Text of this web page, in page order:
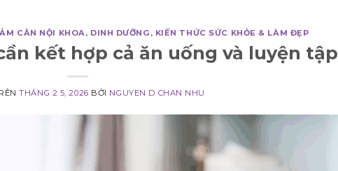
CÂN NỘI KHOA, DINH DƯỠNG , KIẾN THỨC SỨC KHỎE & LÀM ĐẸP
kết hợp cả ăn uống và luyện tập
THÁNG 2 5, 2026 BỞI NGUYEN D CHAN NHU